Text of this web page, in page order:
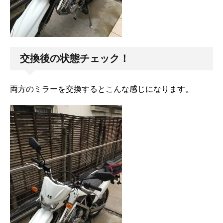
交換後の状態チェック！
両方のミラーを交換するとこんな感じになります。